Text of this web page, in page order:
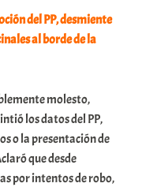
del PP, desmiente
al borde de la
molesto,
los datos del PP,
o la presentación de
que desde
por intentos de robo,